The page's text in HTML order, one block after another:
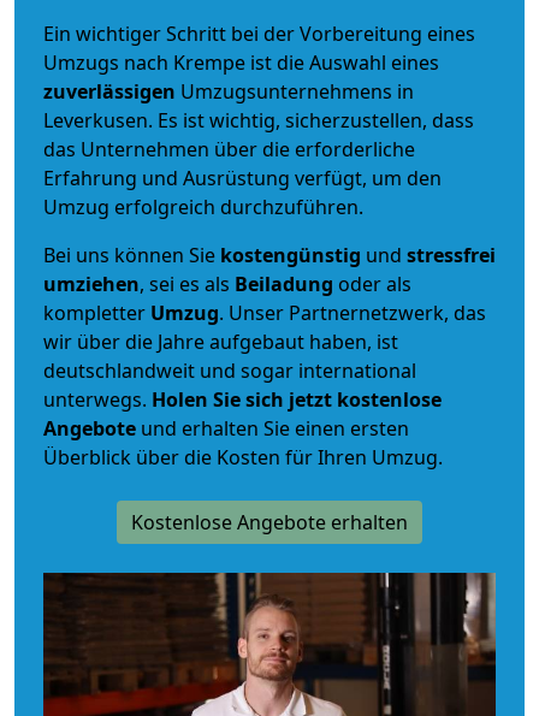
Ein wichtiger Schritt bei der Vorbereitung eines
Umzugs nach Krempe ist die Auswahl eines
zuverlässigen Umzugsunternehmens in
Leverkusen. Es ist wichtig, sicherzustellen, dass
das Unternehmen über die erforderliche
Erfahrung und Ausrüstung verfügt, um den
Umzug erfolgreich durchzuführen.
Bei uns können Sie kostengünstig und stressfrei
umziehen, sei es als Beiladung oder als
kompletter Umzug. Unser Partnernetzwerk, das
wir über die Jahre aufgebaut haben, ist
deutschlandweit und sogar international
unterwegs. Holen Sie sich jetzt kostenlose
Angebote und erhalten Sie einen ersten
Überblick über die Kosten für Ihren Umzug.
Kostenlose Angebote erhalten